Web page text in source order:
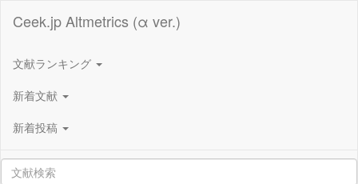
Ceek.jp Altmetrics (α ver.)
文献ランキング
新着文献
新着投稿